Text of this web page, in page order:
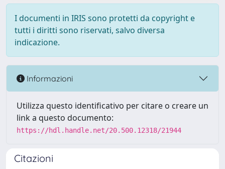
I documenti in IRIS sono protetti da copyright e
tutti i diritti sono riservati, salvo diversa
indicazione.
Informazioni
Utilizza questo identificativo per citare o creare un
link a questo documento:
https://hdl.handle.net/20.500.12318/21944
Citazioni